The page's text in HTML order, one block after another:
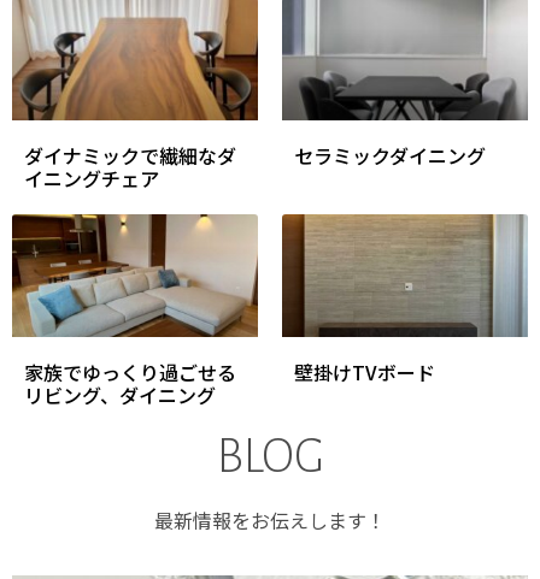
ダイナミックで繊細なダ
イニングチェア
セラミックダイニング
家族でゆっくり過ごせる
リビング、ダイニング
壁掛けTVボード
BLOG
最新情報をお伝えします！